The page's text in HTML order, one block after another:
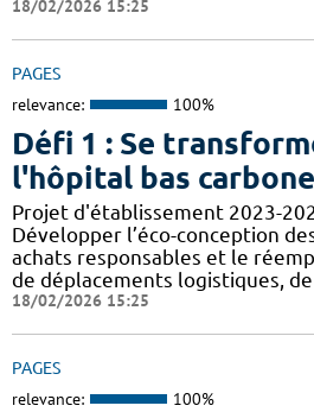
18/02/2026 15:25
PAGES
relevance: 100%
Défi 1 : Se
l'hôpital bas carbone
Projet d'établissement 2023-
Développer l’éco-conception
achats responsables et le
de déplacements logistiques,
18/02/2026 15:25
PAGES
relevance: 100%